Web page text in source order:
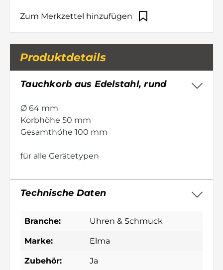
Zum Merkzettel hinzufügen
Produktdetails
Tauchkorb aus Edelstahl, rund
Ø 64 mm
Korbhöhe 50 mm
Gesamthöhe 100 mm
für alle Gerätetypen
Technische Daten
Branche: Uhren & Schmuck
Marke: Elma
Zubehör: Ja